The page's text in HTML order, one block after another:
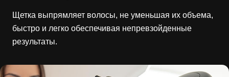
Щетка выпрямляет волосы, не уменьшая их объема,
быстро и легко обеспечивая непревзойденные
результаты.